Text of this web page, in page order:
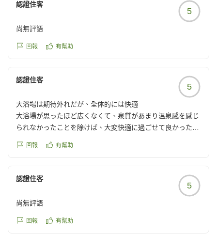
認證住客
5
尚無評語
回報 有幫助
認證住客
5
大浴場は期待外れだが、全体的には快適
大浴場が思ったほど広くなくて、泉質があまり温泉感を感じ
られなかったことを除けば、大変快適に過ごせて良かったで
クチコミの詳細はこちらから
reviewId=33123478212046
回報 有幫助
認證住客
5
尚無評語
回報 有幫助